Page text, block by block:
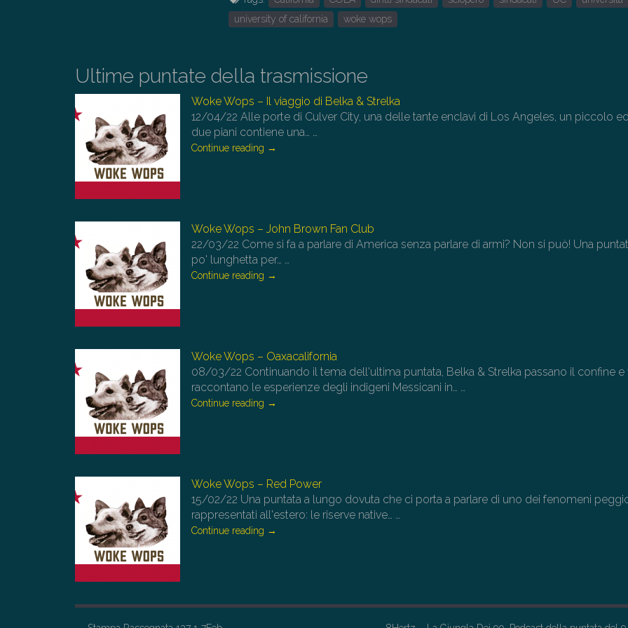
university of california
woke wops
Ultime puntate della trasmissione
Woke Wops – Il viaggio di Belka & Strelka
12/04/22 Alle porte di Culver City, una delle tante enclavi di Los Angeles, un piccolo
due piani contiene una…
Continue reading →
Woke Wops – John Brown Fan Club
22/03/22 Come si fa a parlare di America senza parlare di armi? Non si può! Una
po' lunghetta per…
Continue reading →
Woke Wops – Oaxacalifornia
08/03/22 Continuando il tema dell'ultima puntata, Belka & Strelka passano il confine e
raccontano le esperienze degli indigeni Messicani in…
Continue reading →
Woke Wops – Red Power
15/02/22 Una puntata a lungo dovuta che ci porta a parlare di uno dei fenomeni
rappresentati all'estero: le riserve native…
Continue reading →